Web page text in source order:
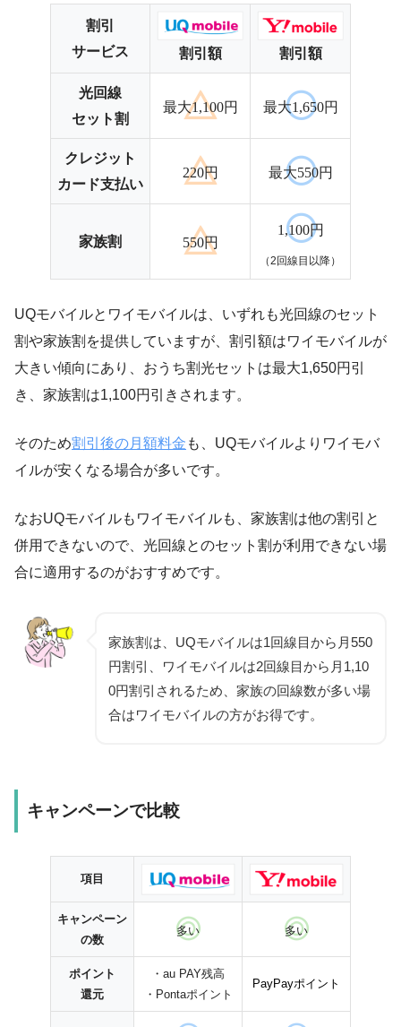
割引
サービス
割引額 割引額
光回線
セット割
最大1,100円 最大1,650円
クレジット
カード支払い
220円 最大550円
家族割 550円
1,100円
（2回線目以降）
UQモバイルとワイモバイルは、いずれも光回線のセット
割や家族割を提供していますが、割引額はワイモバイルが
大きい傾向にあり、おうち割光セットは最大1,650円引
き、家族割は1,100円引きされます。
そのため割引後の月額料金 も、UQモバイルよりワイモバ
イルが安くなる場合が多いです。
なおUQモバイルもワイモバイルも、家族割は他の割引と
併用できないので、光回線とのセット割が利用できない場
合に適用するのがおすすめです。
家族割は、UQモバイルは1回線目から月550
円割引、ワイモバイルは2回線目から月1,10
0円割引されるため、家族の回線数が多い場
合はワイモバイルの方がお得です。
キャンペーンで比較
項目
キャンペーン
の数
多い 多い
ポイント
還元
・au PAY残高
・Pontaポイント
PayPayポイント